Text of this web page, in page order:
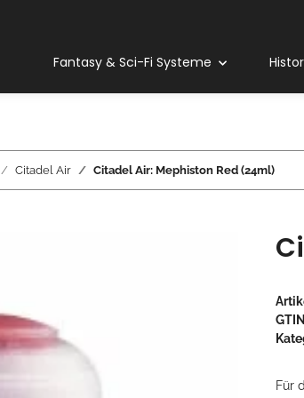
Fantasy & Sci-Fi Systeme
Citadel Air Citadel Air: Mephiston Red (24ml)
Für